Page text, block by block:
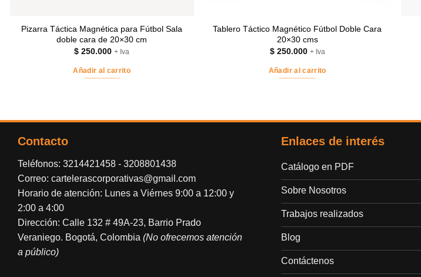
Pizarra Táctica Magnética para Fútbol Sala
doble cara de 20×30 cm
$ 250.000 + Iva
Añadir al carrito
Tablero Táctico Magnético Fútbol Doble Cara
20×30 cms
$250.000 + Iva
Añadir al carrito
Contacto
Teléfonos: 3214421458 - 3208801438
Correo: cartelerascorporativas@gmail.com
Horario de atención: Lunes a Viérnes 9:00 a 12:00 y
2:00 a 4:00
Dirección: Calle 132 # 49A-23, Barrio Prado
Veraniego. Bogotá, Colombia (No ofrecemos atención
a público)
Enlaces de interés
Catálogo en PDF
Sobre Nosotros
Trabajos realizados
Blog
Contáctenos